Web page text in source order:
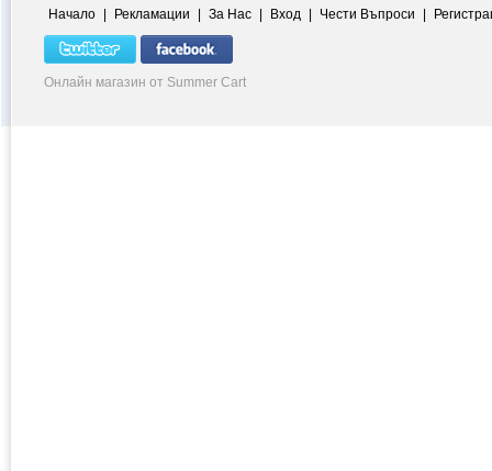
Начало | Рекламации | За Нас | Вход | Чести Въпроси |
Онлайн магазин от Summer Cart